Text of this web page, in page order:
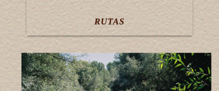
RUTAS